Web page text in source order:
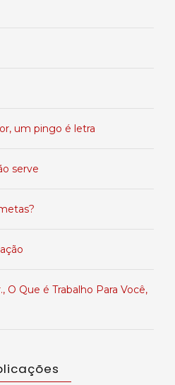
um pingo é letra
serve
O Que é Trabalho Para Você,